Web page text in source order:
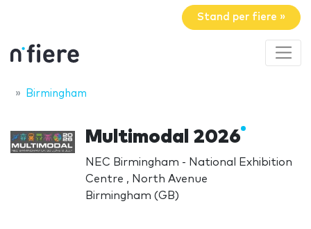
Stand per fiere »
Birmingham
Multimodal 2026
NEC Birmingham - National Exhibition
Centre , North Avenue
Birmingham (GB)